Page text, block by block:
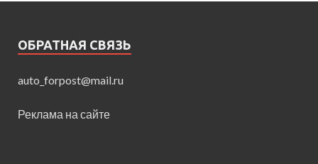
ОБРАТНАЯ СВЯЗЬ
auto_forpost@mail.ru
Реклама на сайте